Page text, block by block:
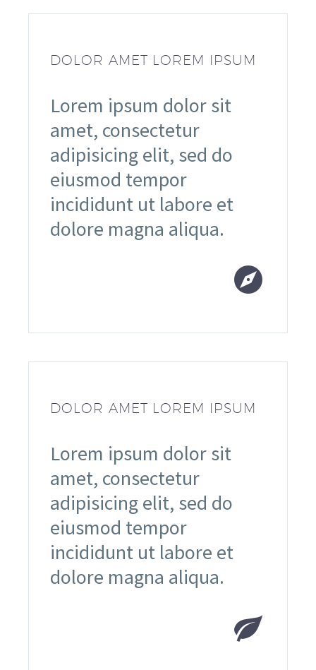
DOLOR AMET LOREM IPSUM
Lorem ipsum dolor sit
amet, consectetur
adipisicing elit, sed do
eiusmod tempor
incididunt ut labore et
dolore magna aliqua.


DOLOR AMET LOREM IPSUM
Lorem ipsum dolor sit
amet, consectetur
adipisicing elit, sed do
eiusmod tempor
incididunt ut labore et
dolore magna aliqua.

